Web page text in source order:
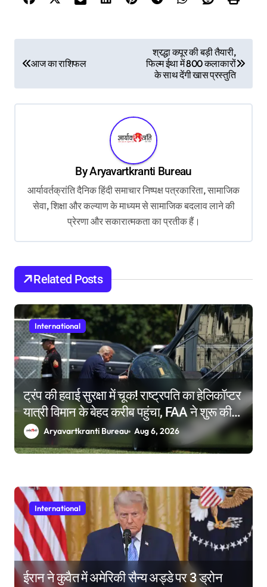
s
t
t
i
o
n
आज का राशिफल
श्रद्धा कपूर की बड़ी तैयारी,
फिल्म ईथा में 800 कलाकारों
के साथ देंगी खास प्रस्तुति
ByAryavartkranti Bureau
आर्यावर्तक्रांति दैनिक हिंदी समाचार निष्पक्ष पत्रकारिता, सामाजिक
सेवा, शिक्षा और कल्याण के माध्यम से सामाजिक बदलाव लाने की
प्रेरणा और सकारात्मकता का प्रतीक हैं।
Related Posts
International
ट्रंप की हवाई सुरक्षा में चूक! राष्ट्रपति का हेलिकॉप्टर
यात्री विमान के बेहद करीब पहुंचा, FAA ने शुरू की
जांच Aryavartkranti Bureau Aug 6, 2026
International
ईरान ने कुवैत में अमेरिकी सैन्य अड्डे पर 3 ड्रोन